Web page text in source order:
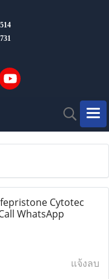
Cytotec
WhatsApp
แจ้งลบ